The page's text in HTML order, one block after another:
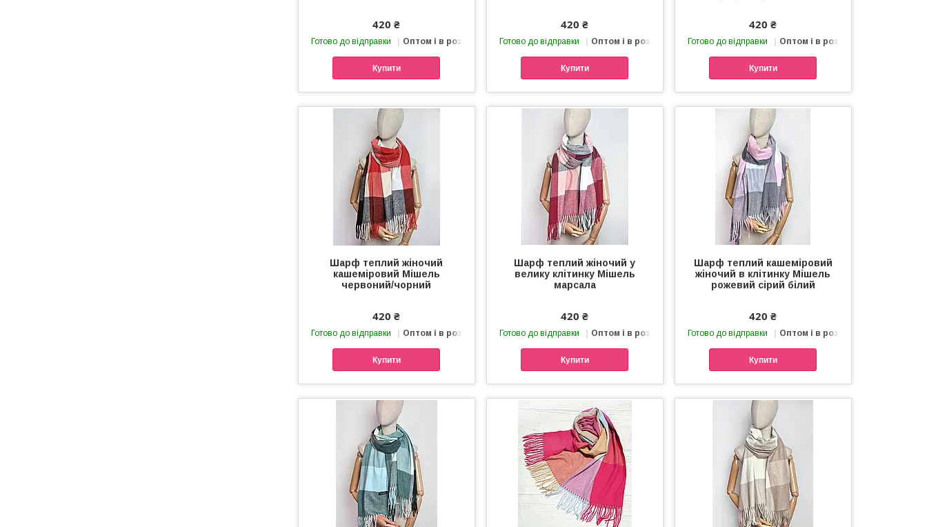
420 ₴
Готово до відправки Оптом і в роздріб
Купити
420 ₴
Готово до відправки Оптом і в роздріб
Купити
420 ₴
Готово до відправки Оптом і в роздріб
Купити
Шарф теплий жіночий
кашеміровий Мішель
червоний/чорний
420 ₴
Готово до відправки Оптом і в роздріб
Купити
Шарф теплий жіночий у
велику клітинку Мішель
марсала
420 ₴
Готово до відправки Оптом і в роздріб
Купити
Шарф теплий кашеміровий
жіночий в клітинку Мішель
рожевий сірий білий
420 ₴
Готово до відправки Оптом і в роздріб
Купити